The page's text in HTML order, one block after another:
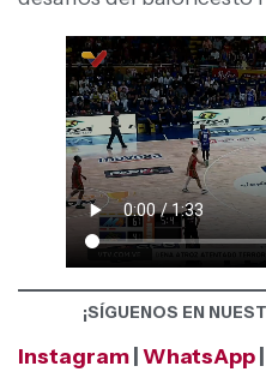
¡SÍGUENOS EN
Instagram WhatsApp